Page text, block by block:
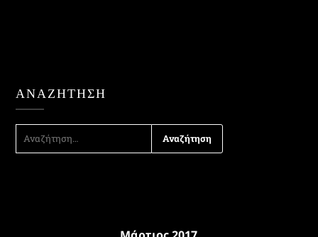
ΑΝΑΖΉΤΗΣΗ
ΑΝΑΖΉΤΗΣΗ
ΓΙΑ: